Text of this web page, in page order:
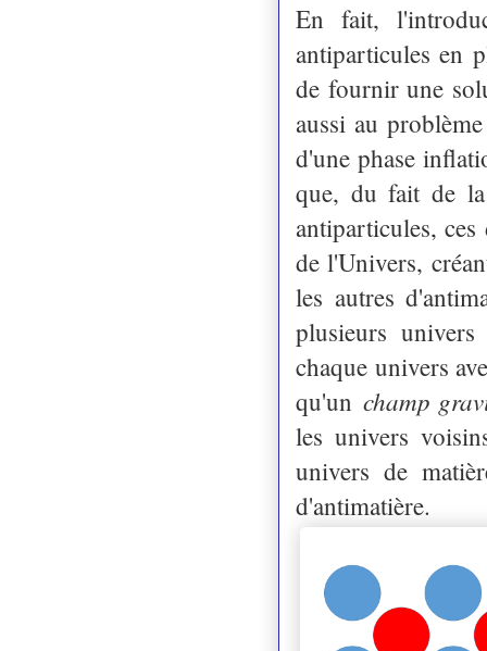
En fait,
antiparticules en
de fournir une
aussi au
d'une phase
que, du fait de la
antiparticules,
de l'Univers,
les autres
plusieurs
chaque univers
qu'un champ
les univers
univers de
d'antimatière.